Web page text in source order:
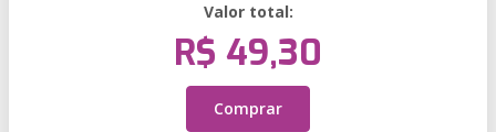
Valor total:
R$ 49,30
Comprar